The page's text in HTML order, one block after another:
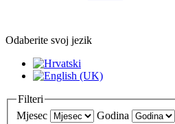
Odaberite svoj jezik
Filteri
Mjesec
Godina